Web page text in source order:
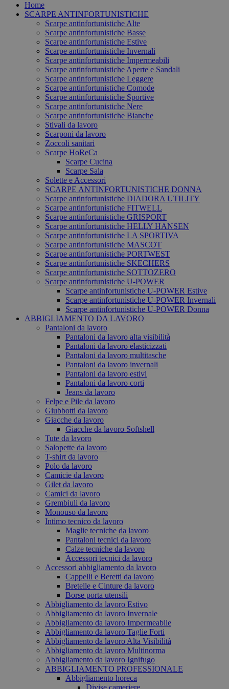
Home
SCARPE ANTINFORTUNISTICHE
Scarpe antinfortunistiche Alte
Scarpe antinfortunistiche Basse
Scarpe antinfortunistiche Estive
Scarpe antinfortunistiche Invernali
Scarpe antinfortunistiche Impermeabili
Scarpe antinfortunistiche Aperte e Sandali
Scarpe antinfortunistiche Leggere
Scarpe antinfortunistiche Comode
Scarpe antinfortunistiche Sportive
Scarpe antinfortunistiche Nere
Scarpe antinfortunistiche Bianche
Stivali da lavoro
Scarponi da lavoro
Zoccoli sanitari
Scarpe HoReCa
Scarpe Cucina
Scarpe Sala
Solette e Accessori
SCARPE ANTINFORTUNISTICHE DONNA
Scarpe antinfortunistiche DIADORA UTILITY
Scarpe antinfortunistiche FITWELL
Scarpe antinfortunistiche GRISPORT
Scarpe antinfortunistiche HELLY HANSEN
Scarpe antinfortunistiche LA SPORTIVA
Scarpe antinfortunistiche MASCOT
Scarpe antinfortunistiche PORTWEST
Scarpe antinfortunistiche SKECHERS
Scarpe antinfortunistiche SOTTOZERO
Scarpe antinfortunistiche U-POWER
Scarpe antinfortunistiche U-POWER Estive
Scarpe antinfortunistiche U-POWER Invernali
Scarpe antinfortunistiche U-POWER Donna
ABBIGLIAMENTO DA LAVORO
Pantaloni da lavoro
Pantaloni da lavoro alta visibilità
Pantaloni da lavoro elasticizzati
Pantaloni da lavoro multitasche
Pantaloni da lavoro invernali
Pantaloni da lavoro estivi
Pantaloni da lavoro corti
Jeans da lavoro
Felpe e Pile da lavoro
Giubbotti da lavoro
Giacche da lavoro
Giacche da lavoro Softshell
Tute da lavoro
Salopette da lavoro
T-shirt da lavoro
Polo da lavoro
Camicie da lavoro
Gilet da lavoro
Camici da lavoro
Grembiuli da lavoro
Monouso da lavoro
Intimo tecnico da lavoro
Maglie tecniche da lavoro
Pantaloni tecnici da lavoro
Calze tecniche da lavoro
Accessori tecnici da lavoro
Accessori abbigliamento da lavoro
Cappelli e Beretti da lavoro
Bretelle e Cinture da lavoro
Borse porta utensili
Abbigliamento da lavoro Estivo
Abbigliamento da lavoro Invernale
Abbigliamento da lavoro Impermeabile
Abbigliamento da lavoro Taglie Forti
Abbigliamento da lavoro Alta Visibilità
Abbigliamento da lavoro Multinorma
Abbigliamento da lavoro Ignifugo
ABBIGLIAMENTO PROFESSIONALE
Abbigliamento horeca